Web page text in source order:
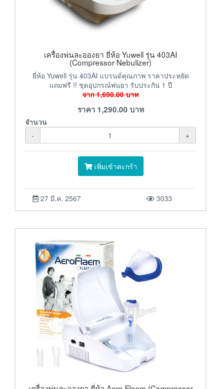
เครื่องพ่นละอองยา ยี่ห้อ Yuwell รุ่น 403AI
(Compressor Nebulizer)
ยี่ห้อ Yuwell รุ่น 403AI แบรนด์คุณภาพ ราคาประหยัด
แถมฟรี !! ชุดอุปกรณ์พ่นยา รับประกัน 1 ปี
จาก1,690.00บาท
ราคา 1,290.00 บาท
จำนวน
-
+
เพิ่มเข้าตะกร้า
27 มี.ค. 2567 3033